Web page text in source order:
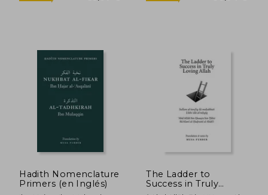
Hadith Nomenclature
Primers (en Inglés)
The Ladder to
Success in Truly